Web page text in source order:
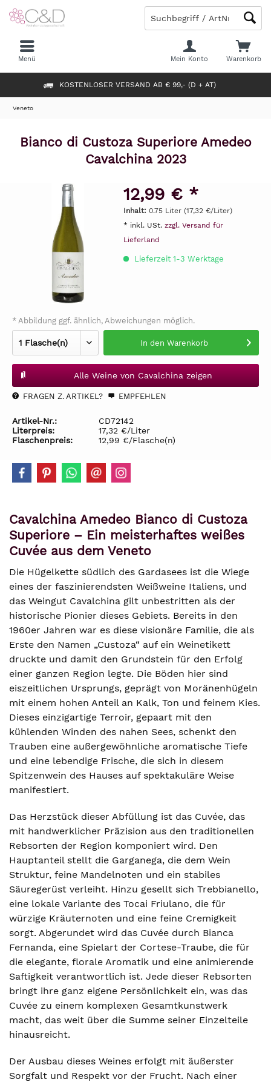
KOSTENLOSER VERSAND AB € 99,- (D + AT)
Warenkorb
Mein Konto
Menü
Veneto
Bianco di Custoza Superiore Amedeo
Cavalchina 2023
12,99 € *
Inhalt: 0.75 Liter (17,32 €/Liter)
* inkl. USt. zzgl. Versand für
Lieferland
Lieferzeit 1-3 Werktage
* Abbildung ggf. ähnlich, Abweichungen möglich.
In den Warenkorb
Alle Weine von Cavalchina zeigen
FRAGEN Z. ARTIKEL? EMPFEHLEN
Artikel-Nr.:
CD72142
Literpreis:
17,32 €/Liter
Flaschenpreis:
12,99 €/Flasche(n)
Cavalchina Amedeo Bianco di Custoza
Superiore – Ein meisterhaftes weißes
Cuvée aus dem Veneto
Die Hügelkette südlich des Gardasees ist die Wiege
eines der faszinierendsten Weißweine Italiens, und
das Weingut Cavalchina gilt unbestritten als der
historische Pionier dieses Gebiets. Bereits in den
1960er Jahren war es diese visionäre Familie, die als
Erste den Namen „Custoza“ auf ein Weinetikett
druckte und damit den Grundstein für den Erfolg
einer ganzen Region legte. Die Böden hier sind
eiszeitlichen Ursprungs, geprägt von Moränenhügeln
mit einem hohen Anteil an Kalk, Ton und feinem Kies.
Dieses einzigartige Terroir, gepaart mit den
kühlenden Winden des nahen Sees, schenkt den
Trauben eine außergewöhnliche aromatische Tiefe
und eine lebendige Frische, die sich in diesem
Spitzenwein des Hauses auf spektakuläre Weise
manifestiert.
Das Herzstück dieser Abfüllung ist das Cuvée, das
mit handwerklicher Präzision aus den traditionellen
Rebsorten der Region komponiert wird. Den
Hauptanteil stellt die Garganega, die dem Wein
Struktur, feine Mandelnoten und ein stabiles
Säuregerüst verleiht. Hinzu gesellt sich Trebbianello,
eine lokale Variante des Tocai Friulano, die für
würzige Kräuternoten und eine feine Cremigkeit
sorgt. Abgerundet wird das Cuvée durch Bianca
Fernanda, eine Spielart der Cortese-Traube, die für
die elegante, florale Aromatik und eine animierende
Saftigkeit verantwortlich ist. Jede dieser Rebsorten
bringt ihre ganz eigene Persönlichkeit ein, was das
Cuvée zu einem komplexen Gesamtkunstwerk
macht, das weit über die Summe seiner Einzelteile
hinausreicht.
Der Ausbau dieses Weines erfolgt mit äußerster
Sorgfalt und Respekt vor der Frucht. Nach einer